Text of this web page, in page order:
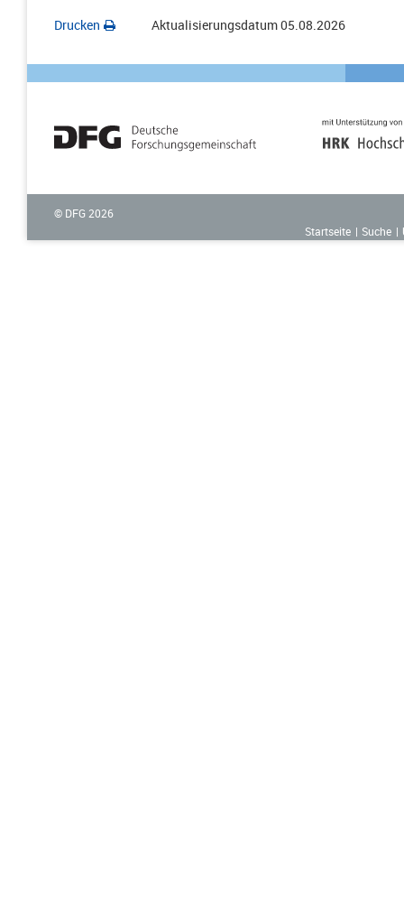
Drucken Aktualisierungsdatum05.08.2026
© DFG 2026
Startseite
Suche